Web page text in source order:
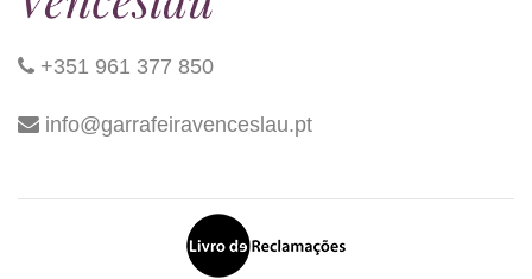
+351 961 377 850
info@garrafeiravenceslau.pt